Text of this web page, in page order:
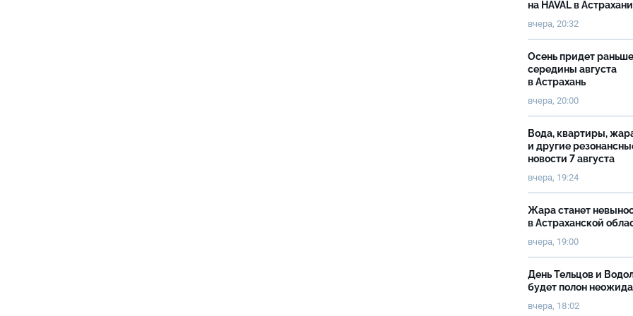
на HAVAL в Астрахани
вчера, 20:32
Осень придет раньше
середины августа
в Астрахань
вчера, 20:00
Вода, квартиры,
и другие
новости 7 августа
вчера, 19:24
Жара станет
в Астраханской
вчера, 19:00
День Тельцов и
будет полон
вчера, 18:02